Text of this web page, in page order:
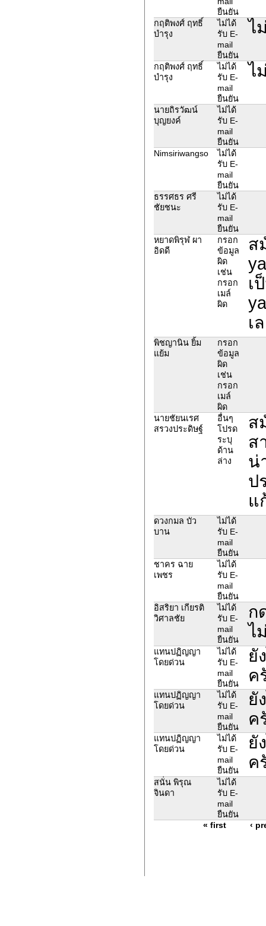
ยืนยัน
กฤติพงศ์ ฤทธิ์
บำรุง
ไม่ได้
รับ E-
mail
ยืนยัน
ไ
กฤติพงศ์ ฤทธิ์
บำรุง
ไม่ได้
รับ E-
mail
ยืนยัน
ไ
นายถิรวัฒน์
บุญยงค์
ไม่ได้
รับ E-
mail
ยืนยัน
Nimsiriwangso
ไม่ได้
รับ E-
mail
ยืนยัน
ธรรศธร ศรี
ชัยชนะ
ไม่ได้
รับ E-
mail
ยืนยัน
หยาดพิรุฬ ผา
อิดดี
กรอก
ข้อมูล
ผิด
เช่น
กรอก
เมล์
ผิด
ส
เ
เ
พิชญานิน ยิ้ม
แย้ม
กรอก
ข้อมูล
ผิด
เช่น
กรอก
เมล์
ผิด
นายชัยนเรศ
สรวงประดิษฐ์
อื่นๆ
โปรด
ระบุ
ด้าน
ล่าง
ส
ส
น่
ป
แ
ดวงกมล บัว
บาน
ไม่ได้
รับ E-
mail
ยืนยัน
ชาคร ฉาย
เพชร
ไม่ได้
รับ E-
mail
ยืนยัน
อิสริยา เกียรติ
วิศาลชัย
ไม่ได้
รับ E-
mail
ยืนยัน
ก
ไ
แทนปฏิญญา
โดยด่วน
ไม่ได้
รับ E-
mail
ยืนยัน
ยั
ค
แทนปฏิญญา
โดยด่วน
ไม่ได้
รับ E-
mail
ยืนยัน
ยั
ค
แทนปฏิญญา
โดยด่วน
ไม่ได้
รับ E-
mail
ยืนยัน
ยั
ค
สนั่น พิรุณ
จินดา
ไม่ได้
รับ E-
mail
ยืนยัน
« first
‹